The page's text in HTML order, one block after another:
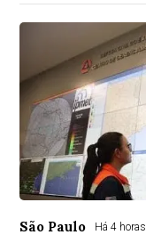
São Paulo Há 4 horas